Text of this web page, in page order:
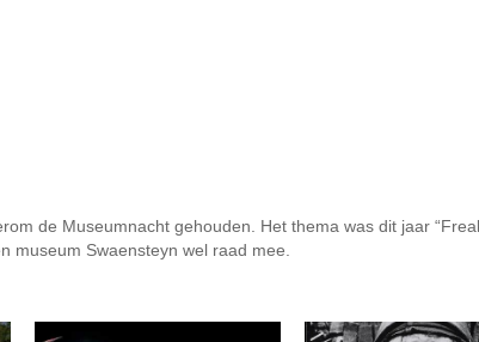
de Museumnacht gehouden. Het thema was dit jaar
museum Swaensteyn wel raad mee.